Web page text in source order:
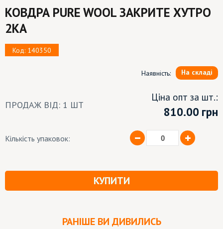
КОВДРА PURE WOOL ЗАКРИТЕ ХУТРО
2КА
Код: 140350
Наявність: На складі
ПРОДАЖ ВІД: 1 ШТ
Ціна опт за шт.:
810.00 грн
Кількість упаковок:
КУПИТИ
РАНІШЕ ВИ ДИВИЛИСЬ